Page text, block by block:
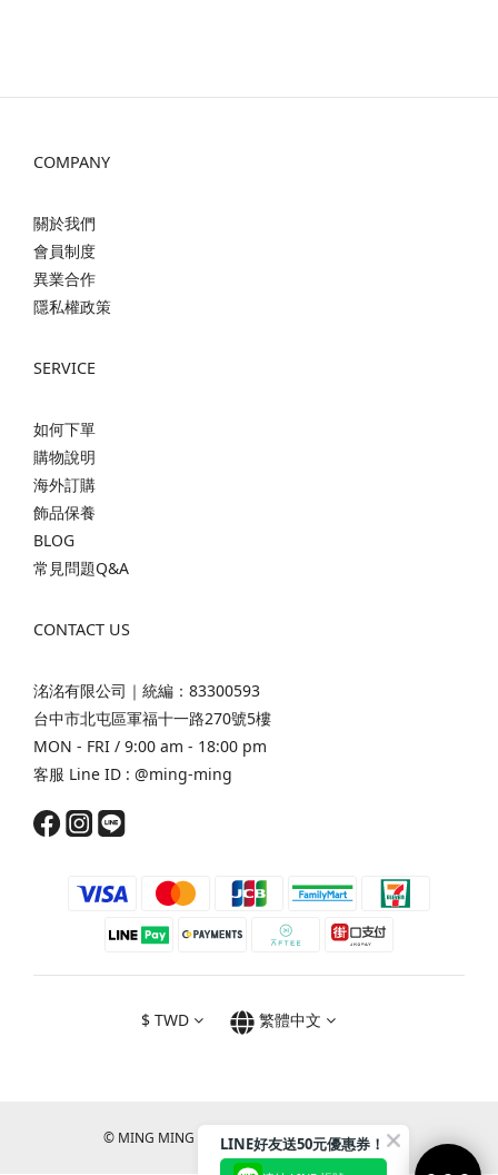
COMPANY
關於我們
會員制度
異業合作
隱私權政策
SERVICE
如何下單
購物說明
海外訂購
飾品保養
BLOG
常見問題Q&A
CONTACT US
洺洺有限公司｜統編：83300593
台中市北屯區軍福十一路270號5樓
MON - FRI / 9:00 am - 18:00 pm
客服 Line ID : @ming-ming
$ TWD 繁體中文
© MING MING CO., LTD. All RIGHTS RESERVED.
LINE好友送50元優惠券！